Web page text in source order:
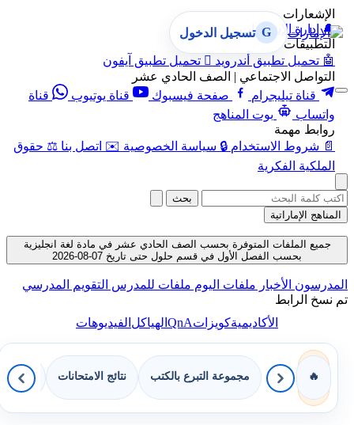
الإشعارات
🔔 إدارة الإشعارات
التطبيقات
🤖 تحميل تطبيق أندرويد  تحميل تطبيق آيفون
التواصل الاجتماعي | الصف الحادي عشر
قناة تيليجرام
صفحة فيسبوك قناة يوتيوب
قناة
واتساب
بوت المناهج
روابط مهمة
📄 شروط الاستخدام 🔒 سياسة الخصوصية ✉️ اتصل بنا ⚖️ حقوق
الملكية الفكرية
G تسجيل الدخول
بحث
المناهج الإماراتية
جميع الملفات المتوفرة بحسب الصف الحادي عشر في مادة لغة انجليزية
بحسب الفصل الأول في قسم حلول حتى تاريخ 07-08-2026
المدرسون الأخبار ملفات اليوم ملفات للمدرس التقويم المدرسي
تم نسخ الرابط
الأكاديميةكويزاتQnAالهياكلالفيديوهات
🔥 مجموعة التبرع بالكتب نتائج الامتحانات